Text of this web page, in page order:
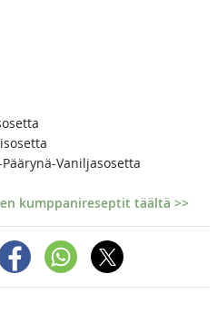
Vaniljasosetta
kumppanireseptit täältä >>